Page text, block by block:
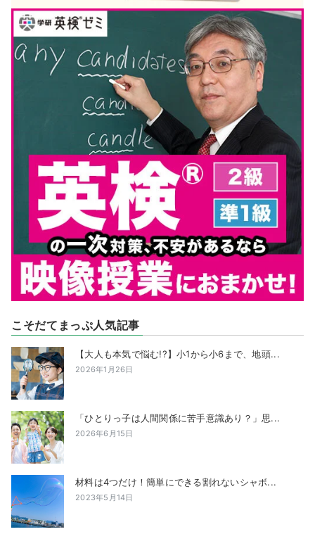
こそだてまっぷ人気記事
【大人も本気で悩む!?】小1から小6まで、地頭...
2026年1月26日
「ひとりっ子は人間関係に苦手意識あり？」思...
2026年6月15日
材料は4つだけ！簡単にできる割れないシャボ...
2023年5月14日